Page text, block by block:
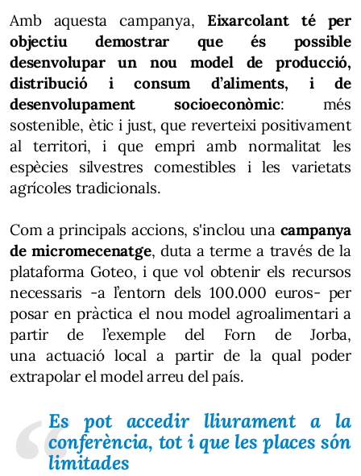
Amb aquesta campanya, Eixarcolant té per
objectiu demostrar que és possible
desenvolupar un nou model de producció,
distribució i consum d’aliments, i de
desenvolupament socioeconòmic: més
sostenible, ètic i just, que reverteixi positivament
al territori, i que empri amb normalitat les
espècies silvestres comestibles i les varietats
agrícoles tradicionals.
Com a principals accions, s'inclou una campanya
de micromecenatge, duta a terme a través de la
plataforma Goteo, i que vol obtenir els recursos
necessaris -a l’entorn dels 100.000 euros- per
posar en pràctica el nou model agroalimentari a
partir de l’exemple del Forn de Jorba,
una actuació local a partir de la qual poder
extrapolar el model arreu del país.
Es pot accedir lliurament a la
conferència, tot i que les places són
limitades